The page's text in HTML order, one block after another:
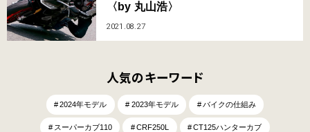
〈by 丸山浩〉
2021.08.27
人気のキーワード
2024年モデル 2023年モデル バイクの仕組み
スーパーカブ110 CRF250L CT125ハンターカブ